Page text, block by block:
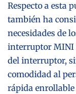
Respecto a esta
también ha
necesidades de
interruptor MINI
del interruptor,
comodidad al
rápida